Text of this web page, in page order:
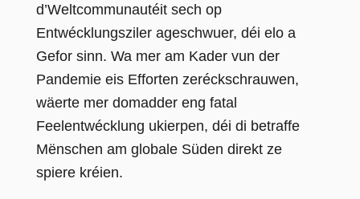
d’Weltcommunautéit sech op
Entwécklungsziler ageschwuer, déi elo a
Gefor sinn. Wa mer am Kader vun der
Pandemie eis Efforten zeréckschrauwen,
wäerte mer domadder eng fatal
Feelentwécklung ukierpen, déi di betraffe
Mënschen am globale Süden direkt ze
spiere kréien.